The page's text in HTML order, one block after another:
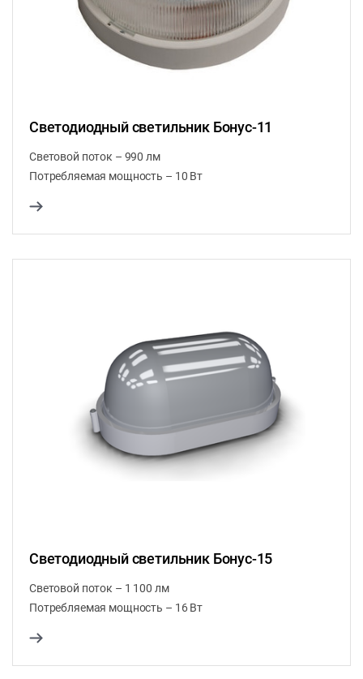
Светодиодный светильник Бонус-11
Световой поток – 990 лм
Потребляемая мощность – 10 Вт
Светодиодный светильник Бонус-15
Световой поток – 1 100 лм
Потребляемая мощность – 16 Вт